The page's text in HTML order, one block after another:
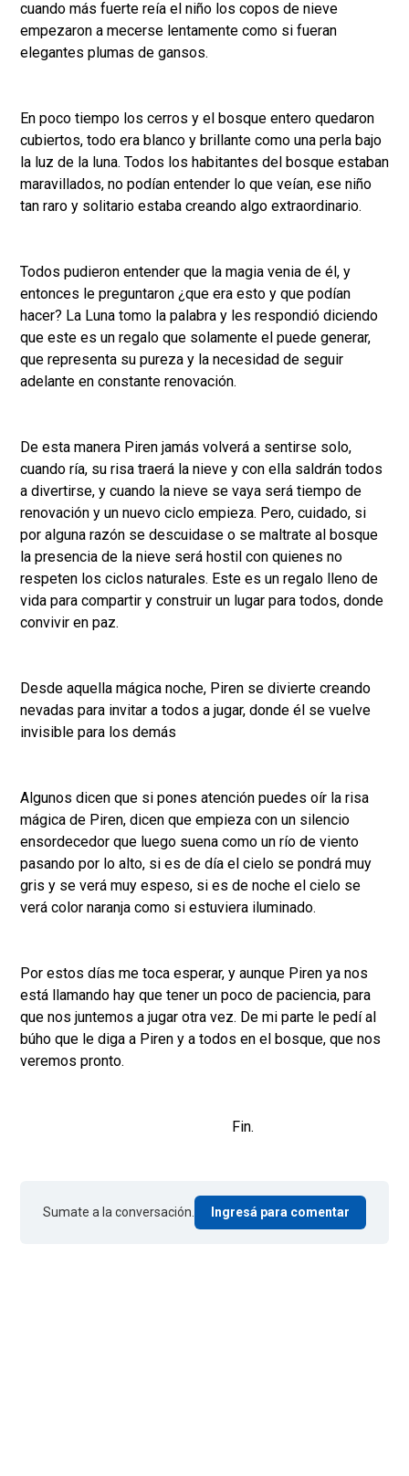
cuando más fuerte reía el niño los copos de nieve
empezaron a mecerse lentamente como si fueran
elegantes plumas de gansos.
En poco tiempo los cerros y el bosque entero quedaron
cubiertos, todo era blanco y brillante como una perla bajo
la luz de la luna. Todos los habitantes del bosque estaban
maravillados, no podían entender lo que veían, ese niño
tan raro y solitario estaba creando algo extraordinario.
Todos pudieron entender que la magia venia de él, y
entonces le preguntaron ¿que era esto y que podían
hacer? La Luna tomo la palabra y les respondió diciendo
que este es un regalo que solamente el puede generar,
que representa su pureza y la necesidad de seguir
adelante en constante renovación.
De esta manera Piren jamás volverá a sentirse solo,
cuando ría, su risa traerá la nieve y con ella saldrán todos
a divertirse, y cuando la nieve se vaya será tiempo de
renovación y un nuevo ciclo empieza. Pero, cuidado, si
por alguna razón se descuidase o se maltrate al bosque
la presencia de la nieve será hostil con quienes no
respeten los ciclos naturales. Este es un regalo lleno de
vida para compartir y construir un lugar para todos, donde
convivir en paz.
Desde aquella mágica noche, Piren se divierte creando
nevadas para invitar a todos a jugar, donde él se vuelve
invisible para los demás
Algunos dicen que si pones atención puedes oír la risa
mágica de Piren, dicen que empieza con un silencio
ensordecedor que luego suena como un río de viento
pasando por lo alto, si es de día el cielo se pondrá muy
gris y se verá muy espeso, si es de noche el cielo se
verá color naranja como si estuviera iluminado.
Por estos días me toca esperar, y aunque Piren ya nos
está llamando hay que tener un poco de paciencia, para
que nos juntemos a jugar otra vez. De mi parte le pedí al
búho que le diga a Piren y a todos en el bosque, que nos
veremos pronto.
Fin.
Sumate a la conversación. Ingresá para comentar